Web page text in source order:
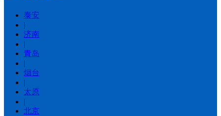
泰安
|
济南
|
青岛
|
烟台
|
太原
|
北京